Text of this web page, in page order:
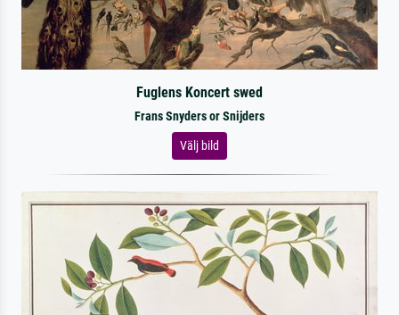
Fuglens Koncert swed
Frans Snyders or Snijders
Välj bild